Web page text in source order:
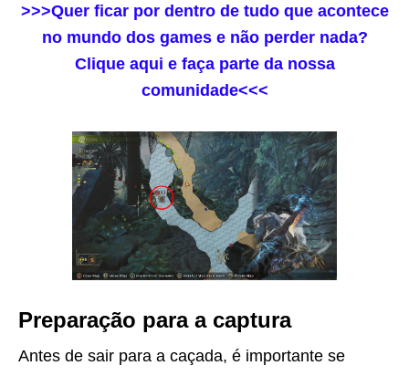
>>>Quer ficar por dentro de tudo que acontece
no mundo dos games e não perder nada?
Clique aqui e faça parte da nossa
comunidade<<<
Preparação para a captura
Antes de sair para a caçada, é importante se